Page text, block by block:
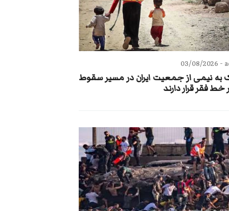
03/08/2026
به نیمی از جمعیت ایران در مسیر سقوط
خط فقر قرار دارند